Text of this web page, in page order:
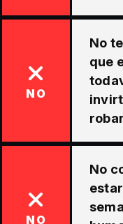
NO
No
que
NO
No